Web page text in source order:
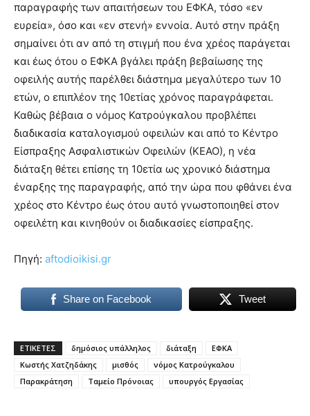
παραγραφής των απαιτήσεων του ΕΦΚΑ, τόσο «εν
ευρεία», όσο και «εν στενή» εννοία. Αυτό στην πράξη
σημαίνει ότι αν από τη στιγμή που ένα χρέος παράγεται
και έως ότου ο ΕΦΚΑ βγάλει πράξη βεβαίωσης της
οφειλής αυτής παρέλθει διάστημα μεγαλύτερο των 10
ετών, ο επιπλέον της 10ετίας χρόνος παραγράφεται.
Καθώς βέβαια ο νόμος Κατρούγκαλου προβλέπει
διαδικασία καταλογισμού οφειλών και από το Κέντρο
Είσπραξης Ασφαλιστικών Οφειλών (ΚΕΑΟ), η νέα
διάταξη θέτει επίσης τη 10ετία ως χρονικό διάστημα
έναρξης της παραγραφής, από την ώρα που φθάνει ένα
χρέος στο Κέντρο έως ότου αυτό γνωστοποιηθεί στον
οφειλέτη και κινηθούν οι διαδικασίες είσπραξης.
Πηγή: aftodioikisi.gr
Share on Facebook Tweet
ΕΤΙΚΕΤΕΣ δημόσιος υπάλληλος διάταξη
ΕΦΚΑ
Κωστής Χατζηδάκης
μισθός
νόμος Κατρούγκαλου
Παρακράτηση
Ταμείο Πρόνοιας υπουργός Εργασίας